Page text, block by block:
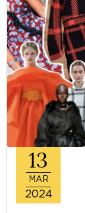
13
MAR
2024